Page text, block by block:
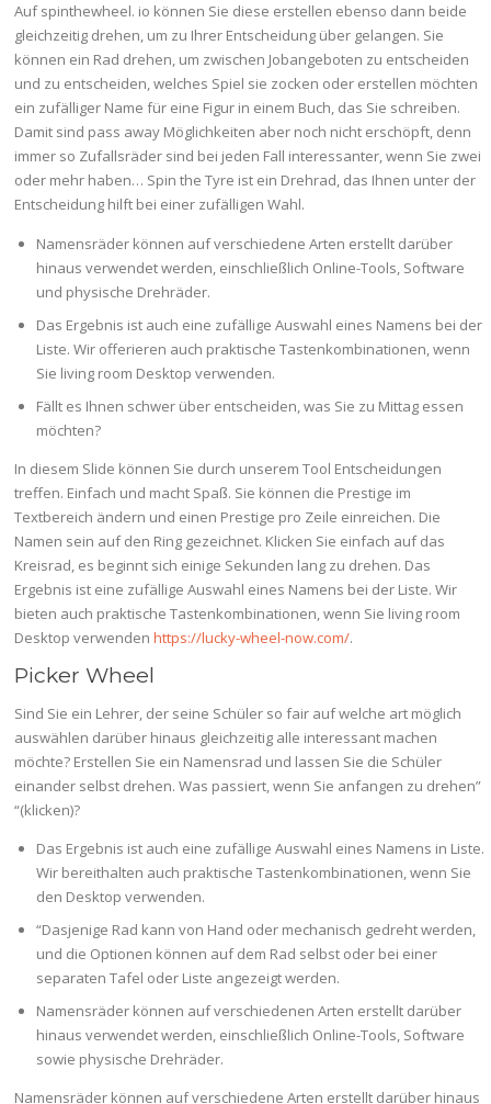
Auf spinthewheel. io können Sie diese erstellen ebenso dann beide
gleichzeitig drehen, um zu Ihrer Entscheidung über gelangen. Sie
können ein Rad drehen, um zwischen Jobangeboten zu entscheiden
und zu entscheiden, welches Spiel sie zocken oder erstellen möchten
ein zufälliger Name für eine Figur in einem Buch, das Sie schreiben.
Damit sind pass away Möglichkeiten aber noch nicht erschöpft, denn
immer so Zufallsräder sind bei jeden Fall interessanter, wenn Sie zwei
oder mehr haben… Spin the Tyre ist ein Drehrad, das Ihnen unter der
Entscheidung hilft bei einer zufälligen Wahl.
Namensräder können auf verschiedene Arten erstellt darüber
hinaus verwendet werden, einschließlich Online-Tools, Software
und physische Drehräder.
Das Ergebnis ist auch eine zufällige Auswahl eines Namens bei der
Liste. Wir offerieren auch praktische Tastenkombinationen, wenn
Sie living room Desktop verwenden.
Fällt es Ihnen schwer über entscheiden, was Sie zu Mittag essen
möchten?
In diesem Slide können Sie durch unserem Tool Entscheidungen
treffen. Einfach und macht Spaß. Sie können die Prestige im
Textbereich ändern und einen Prestige pro Zeile einreichen. Die
Namen sein auf den Ring gezeichnet. Klicken Sie einfach auf das
Kreisrad, es beginnt sich einige Sekunden lang zu drehen. Das
Ergebnis ist eine zufällige Auswahl eines Namens bei der Liste. Wir
bieten auch praktische Tastenkombinationen, wenn Sie living room
Desktop verwendenhttps://lucky-wheel-now.com/.
Picker Wheel
Sind Sie ein Lehrer, der seine Schüler so fair auf welche art möglich
auswählen darüber hinaus gleichzeitig alle interessant machen
möchte? Erstellen Sie ein Namensrad und lassen Sie die Schüler
einander selbst drehen. Was passiert, wenn Sie anfangen zu drehen”
“(klicken)?
Das Ergebnis ist auch eine zufällige Auswahl eines Namens in Liste.
Wir bereithalten auch praktische Tastenkombinationen, wenn Sie
den Desktop verwenden.
“Dasjenige Rad kann von Hand oder mechanisch gedreht werden,
und die Optionen können auf dem Rad selbst oder bei einer
separaten Tafel oder Liste angezeigt werden.
Namensräder können auf verschiedenen Arten erstellt darüber
hinaus verwendet werden, einschließlich Online-Tools, Software
sowie physische Drehräder.
Namensräder können auf verschiedene Arten erstellt darüber hinaus